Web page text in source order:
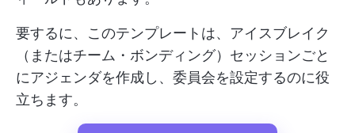
要するに、このテンプレートは、アイスブレイク
（またはチーム・ボンディング）セッションごと
にアジェンダを作成し、委員会を設定するのに役
立ちます。